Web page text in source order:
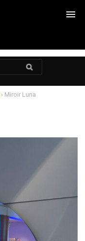
› Miroir Luna